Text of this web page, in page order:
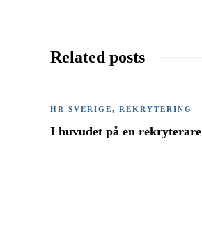
Related posts
HR SVERIGE, REKRYTERING
I huvudet på en rekryterare